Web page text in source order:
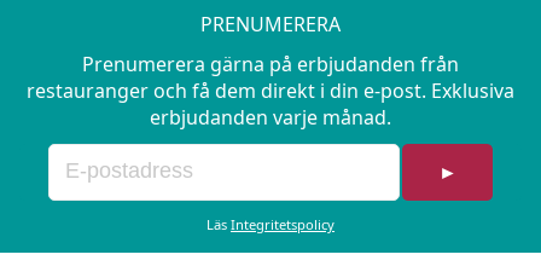
PRENUMERERA
Prenumerera gärna på erbjudanden från
restauranger och få dem direkt i din e-post. Exklusiva
erbjudanden varje månad.
►
Läs Integritetspolicy